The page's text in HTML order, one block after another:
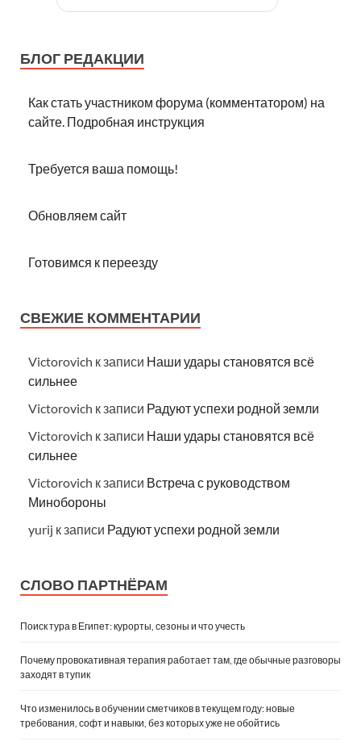
БЛОГ РЕДАКЦИИ
Как стать участником форума (комментатором) на
сайте. Подробная инструкция
Требуется ваша помощь!
Обновляем сайт
Готовимся к переезду
СВЕЖИЕ КОММЕНТАРИИ
Victorovich к записи Наши удары становятся всё
сильнее
Victorovich к записи Радуют успехи родной земли
Victorovich к записи Наши удары становятся всё
сильнее
Victorovich к записи Встреча с руководством
Минобороны
yurij к записи Радуют успехи родной земли
СЛОВО ПАРТНЁРАМ
Поиск тура в Египет: курорты, сезоны и что учесть
Почему провокативная терапия работает там, где обычные разговоры
заходят в тупик
Что изменилось в обучении сметчиков в текущем году: новые
требования, софт и навыки, без которых уже не обойтись